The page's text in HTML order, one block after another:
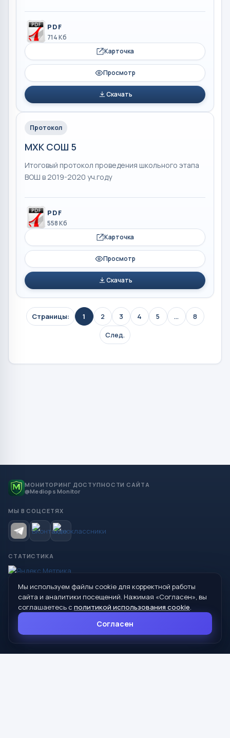
PDF
714 Кб
Карточка
Просмотр
Скачать
Протокол
МХК СОШ 5
Итоговый протокол проведения школьного этапа
ВОШ в 2019-2020 уч.году
PDF
558 Кб
Карточка
Просмотр
Скачать
Страницы: 1 2 3 4 5 ...
8
След.
МОНИТОРИНГ ДОСТУПНОСТИ САЙТА
@Mediops Monitor
МЫ В СОЦСЕТЯХ
СТАТИСТИКА
© 2026 Управление образования Администрации МО
Сухой Лог
624800, Свердловская область, г. Сухой Лог, ул. Кирова, дом 7
8 (34373) 4-33-85
Мы используем файлы cookie для корректной работы
сайта и аналитики посещений. Нажимая «Согласен», вы
соглашаетесь с политикой использования cookie.
Согласен